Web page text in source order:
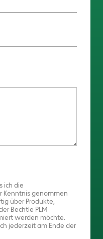
ich die
Kenntnis genommen
über Produkte,
Bechtle PLM
werden möchte.
jederzeit am Ende der